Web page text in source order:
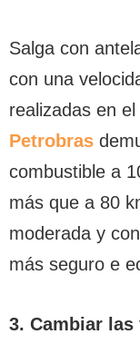
Salga con
con una
realizadas en
Petrobras
combustible a
más que a 80
moderada y
más seguro e
3. Cambiar